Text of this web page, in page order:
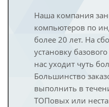
Наша компания
компьютеров по
более 20 лет. На
установку
нас уходит чуть
Большинство
выполнить в
ТОПовых или